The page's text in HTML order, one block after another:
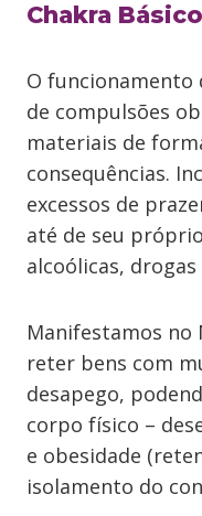
Chakra
O
de compulsões
materiais de
consequências.
excessos de
até de seu
alcoólicas, drogas
Manifestamos no
reter bens com
desapego,
corpo físico –
e obesidade
isolamento do